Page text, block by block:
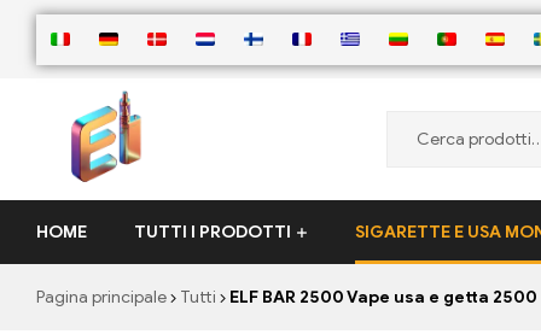
ElementVape.de
HOME TUTTI I PRODOTTI SIGARETTE E USA
Pagina principale Tutti ELF BAR 2500 Vape usa e getta